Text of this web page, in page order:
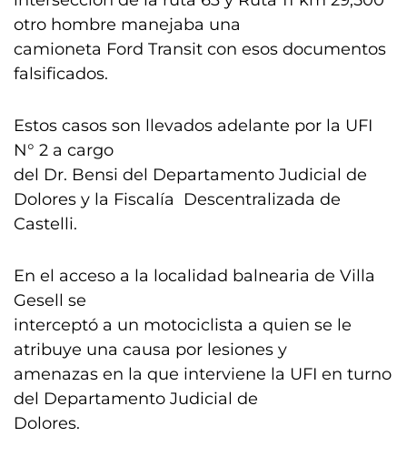
otro hombre manejaba una
camioneta Ford Transit con esos documentos
falsificados.
Estos casos son llevados adelante por la UFI
N° 2 a cargo
del Dr. Bensi del Departamento Judicial de
Dolores y la Fiscalía Descentralizada de
Castelli.
En el acceso a la localidad balnearia de Villa
Gesell se
interceptó a un motociclista a quien se le
atribuye una causa por lesiones y
amenazas en la que interviene la UFI en turno
del Departamento Judicial de
Dolores.